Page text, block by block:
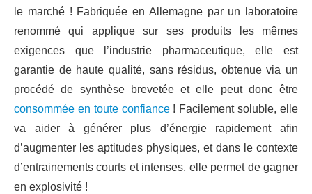
le marché ! Fabriquée en Allemagne par un laboratoire
renommé qui applique sur ses produits les mêmes
exigences que l’industrie pharmaceutique, elle est
garantie de haute qualité, sans résidus, obtenue via un
procédé de synthèse brevetée et elle peut donc être
consommée en toute confiance! Facilement soluble, elle
va aider à générer plus d’énergie rapidement afin
d’augmenter les aptitudes physiques, et dans le contexte
d’entrainements courts et intenses, elle permet de gagner
en explosivité !